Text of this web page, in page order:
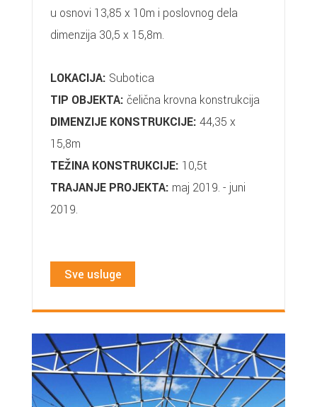
u osnovi 13,85 x 10m i poslovnog dela
dimenzija 30,5 x 15,8m.
LOKACIJA: Subotica
TIP OBJEKTA: čelična krovna konstrukcija
DIMENZIJE KONSTRUKCIJE: 44,35 x
15,8m
TEŽINA KONSTRUKCIJE: 10,5t
TRAJANJE PROJEKTA: maj 2019. - juni
2019.
Sve usluge